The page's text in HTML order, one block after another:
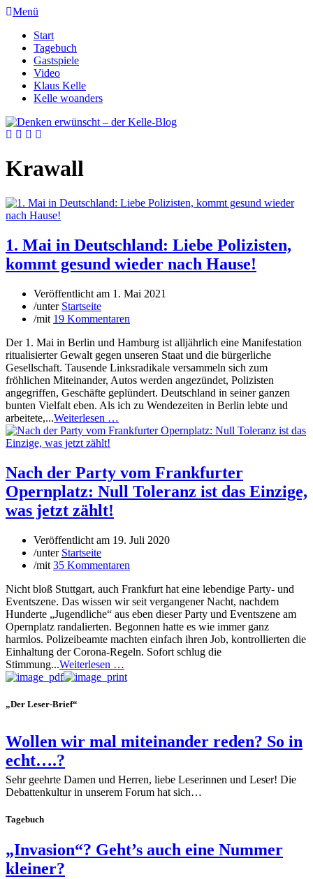
Menü
Start
Tagebuch
Gastspiele
Video
Klaus Kelle
Kelle woanders
Krawall
1. Mai in Deutschland: Liebe Polizisten,
kommt gesund wieder nach Hause!
Veröffentlicht am 1. Mai 2021
/unter Startseite
/mit 19 Kommentaren
Der 1. Mai in Berlin und Hamburg ist alljährlich eine Manifestation
ritualisierter Gewalt gegen unseren Staat und die bürgerliche
Gesellschaft. Tausende Linksradikale versammeln sich zum
fröhlichen Miteinander, Autos werden angezündet, Polizisten
angegriffen, Geschäfte geplündert. Deutschland in seiner ganzen
bunten Vielfalt eben. Als ich zu Wendezeiten in Berlin lebte und
arbeitete,...Weiterlesen …
Nach der Party vom Frankfurter
Opernplatz: Null Toleranz ist das Einzige,
was jetzt zählt!
Veröffentlicht am 19. Juli 2020
/unter Startseite
/mit 35 Kommentaren
Nicht bloß Stuttgart, auch Frankfurt hat eine lebendige Party- und
Eventszene. Das wissen wir seit vergangener Nacht, nachdem
Hunderte „Jugendliche“ aus eben dieser Party und Eventszene am
Opernplatz randalierten. Begonnen hatte es wie immer ganz
harmlos. Polizeibeamte machten einfach ihren Job, kontrollierten die
Einhaltung der Corona-Regeln. Sofort schlug die
Stimmung...Weiterlesen …
„Der Leser-Brief“
Wollen wir mal miteinander reden? So in
echt….?
Sehr geehrte Damen und Herren, liebe Leserinnen und Leser! Die
Debattenkultur in unserem Forum hat sich…
Tagebuch
„Invasion“? Geht’s auch eine Nummer
kleiner?